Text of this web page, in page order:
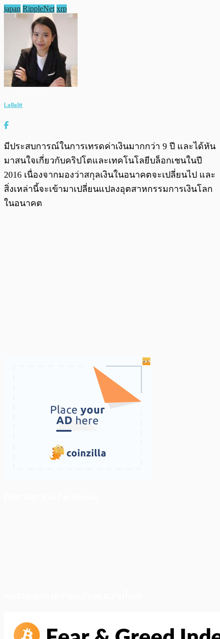
japan RippleNet xrp
Lallalit
มีประสบการณ์ในการเทรดค่าเงินมากกว่า 9 ปี และได้หัน
มาสนใจเกี่ยวกับคริปโตและเทคโนโลยีบล็อกเชนในปี
2016 เนื่องจากมองว่าสกุลเงินในอนาคตจะเปลี่ยนไป และ
สิ่งเหล่านี้จะเข้ามาเปลี่ยนแปลงอุตสาหกรรมการเงินโลก
ในอนาคต